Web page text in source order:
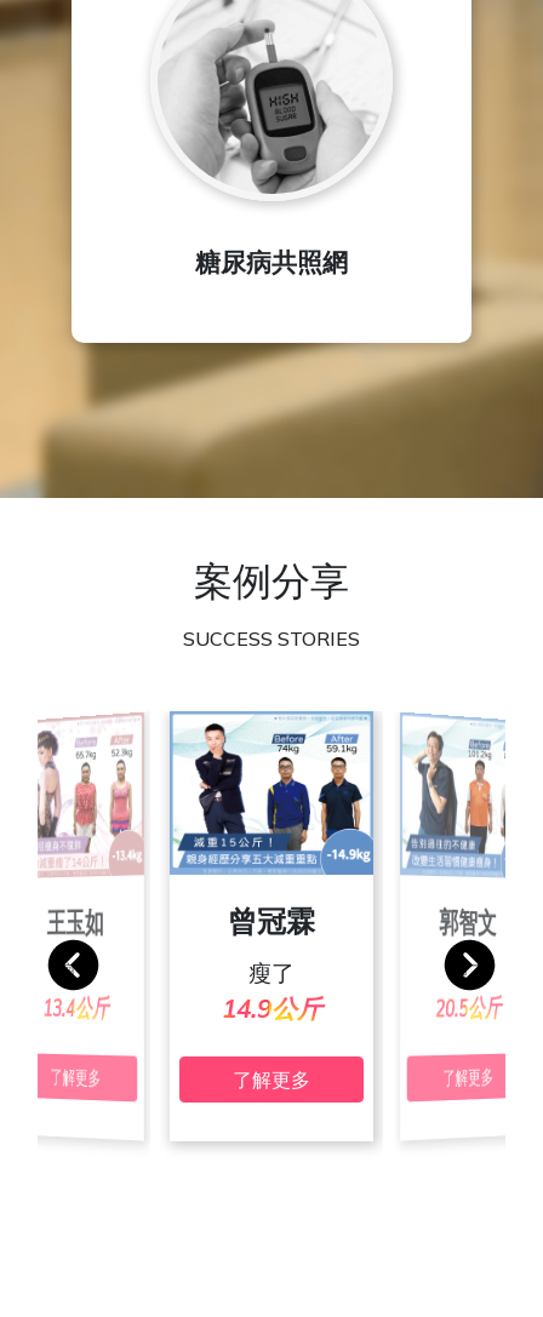
糖尿病共照網
案例分享
SUCCESS STORIES
曾冠霖
瘦了
14.9公斤
了解更多
郭智文
瘦了
20.5公斤
了解更多
葉沛傑
瘦了
19.4公斤
了解更多
朱彥吉
24.4公斤
宋家玲
瘦了
20.3公斤
了解更多
王玉如
瘦了
13.4公斤
了解更多